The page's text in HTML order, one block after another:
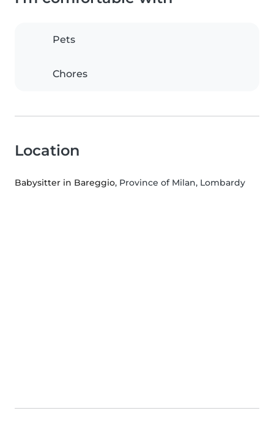
Pets
Chores
Location
Babysitter in Bareggio, Province of Milan, Lombardy